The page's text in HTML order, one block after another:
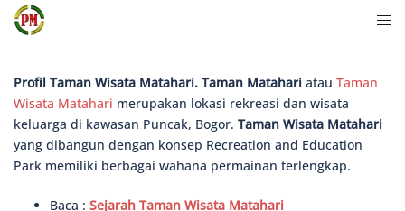
Langsung
Profil Taman Wisata Matahari. Taman Matahari atau Taman
Wisata Matahari merupakan lokasi rekreasi dan wisata
keluarga di kawasan Puncak, Bogor. Taman Wisata Matahari
yang dibangun dengan konsep Recreation and Education
Park memiliki berbagai wahana permainan terlengkap.
Baca : Sejarah Taman Wisata Matahari